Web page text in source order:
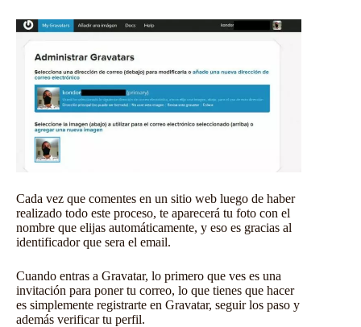
Cada vez que comentes en un sitio web luego de haber
realizado todo este proceso, te aparecerá tu foto con el
nombre que elijas automáticamente, y eso es gracias al
identificador que sera el email.
Cuando entras a Gravatar, lo primero que ves es una
invitación para poner tu correo, lo que tienes que hacer
es simplemente registrarte en Gravatar, seguir los paso y
además verificar tu perfil.